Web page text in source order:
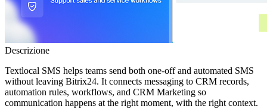
Descrizione
Textlocal SMS helps teams send both one-off and automated SMS
without leaving Bitrix24. It connects messaging to CRM records,
automation rules, workflows, and CRM Marketing so
communication happens at the right moment, with the right context.